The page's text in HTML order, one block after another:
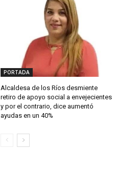
PORTADA
Alcaldesa de los Ríos desmiente
retiro de apoyo social a envejecientes
y por el contrario, dice aumentó
ayudas en un 40%